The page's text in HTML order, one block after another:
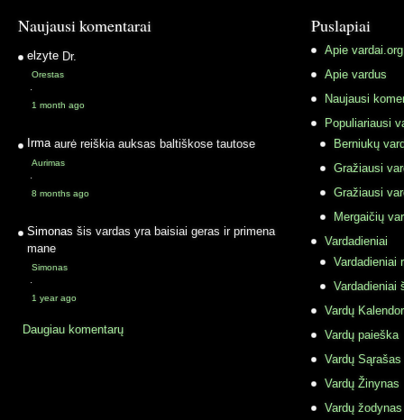
Naujausi komentarai
elzyte Dr.
Orestas
·
1 month ago
Irma aurė reiškia auksas baltiškose tautose
Aurimas
·
8 months ago
Simonas šis vardas yra baisiai geras ir primena
mane
Simonas
·
1 year ago
Daugiau komentarų
Puslapiai
Apie vardai.org
Apie vardus
Naujausi
Populiariausi
Berniukų
Gražiausi
Gražiausi
Mergaičių
Vardadieniai
Vardadieniai
Vardadieniai
Vardų
Vardų paieška
Vardų Sąrašas
Vardų Žinynas
Vardų